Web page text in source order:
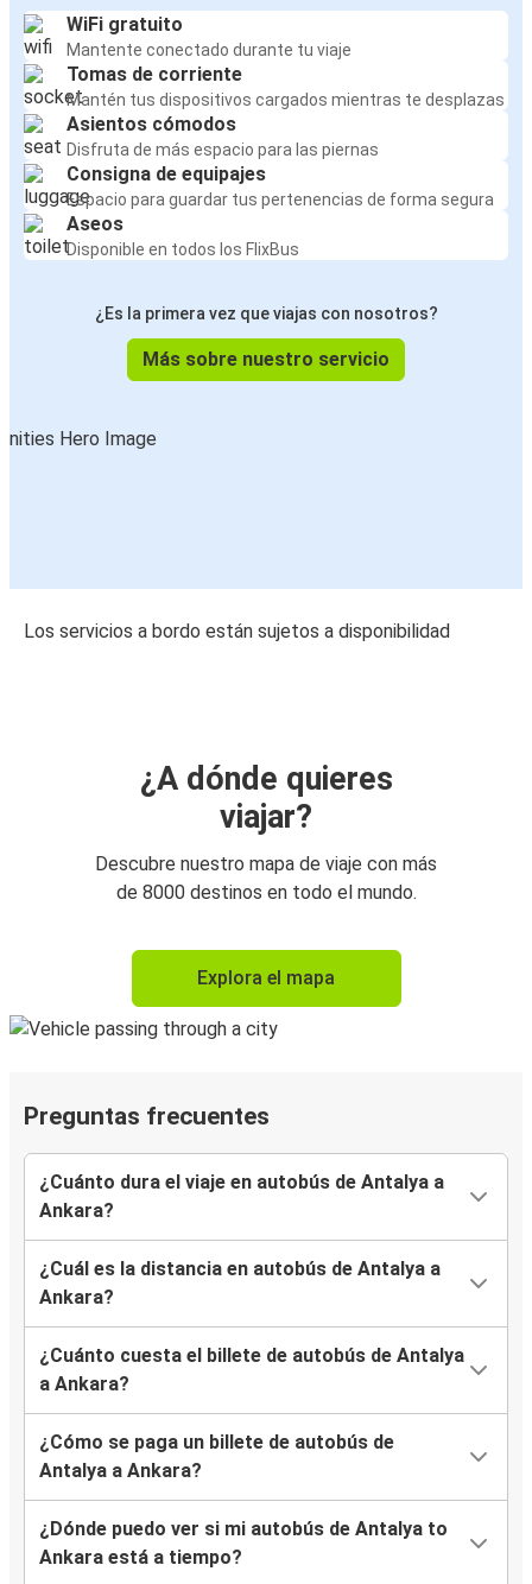
WiFi gratuito
Mantente conectado durante tu viaje
Tomas de corriente
Mantén tus dispositivos cargados mientras te desplazas
Asientos cómodos
Disfruta de más espacio para las piernas
Consigna de equipajes
Espacio para guardar tus pertenencias de forma segura
Aseos
Disponible en todos los FlixBus
¿Es la primera vez que viajas con nosotros?
Más sobre nuestro servicio
Los servicios a bordo están sujetos a disponibilidad
¿A dónde quieres
viajar?
Descubre nuestro mapa de viaje con más
de 8000 destinos en todo el mundo.
Explora el mapa
Preguntas frecuentes
¿Cuánto dura el viaje en autobús de Antalya a
Ankara?
¿Cuál es la distancia en autobús de Antalya a
Ankara?
¿Cuánto cuesta el billete de autobús de Antalya
a Ankara?
¿Cómo se paga un billete de autobús de
Antalya a Ankara?
¿Dónde puedo ver si mi autobús de Antalya to
Ankara está a tiempo?